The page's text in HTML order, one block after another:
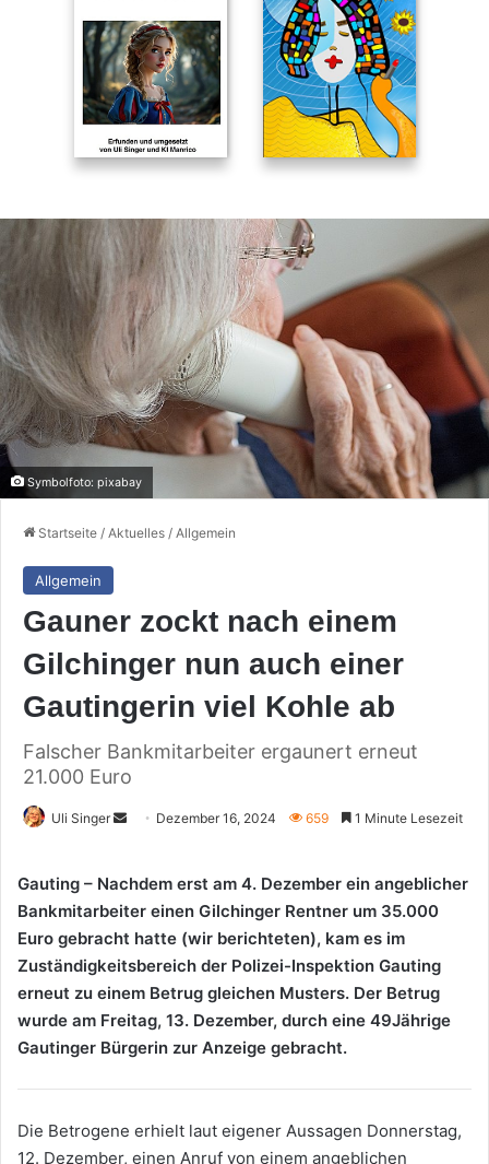
Symbolfoto: pixabay
Startseite / Aktuelles / Allgemein
Allgemein
Gauner zockt nach einem
Gilchinger nun auch einer
Gautingerin viel Kohle ab
Falscher Bankmitarbeiter ergaunert erneut
21.000 Euro
Uli Singer
Sende
Mail
Dezember 16, 2024 659 1 Minute Lesezeit
Gauting – Nachdem erst am 4. Dezember ein angeblicher
Bankmitarbeiter einen Gilchinger Rentner um 35.000
Euro gebracht hatte (wir berichteten), kam es im
Zuständigkeitsbereich der Polizei-Inspektion Gauting
erneut zu einem Betrug gleichen Musters. Der Betrug
wurde am Freitag, 13. Dezember, durch eine 49Jährige
Gautinger Bürgerin zur Anzeige gebracht.
Die Betrogene erhielt laut eigener Aussagen Donnerstag,
12. Dezember, einen Anruf von einem angeblichen